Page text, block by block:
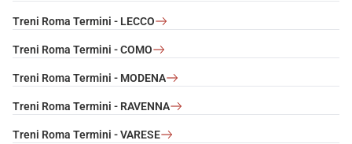
Treni Roma Termini - LECCO
Treni Roma Termini - COMO
Treni Roma Termini - MODENA
Treni Roma Termini - RAVENNA
Treni Roma Termini - VARESE